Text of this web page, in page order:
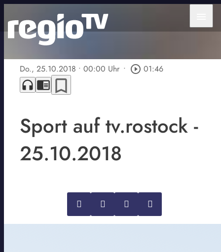
Do., 25.10.2018 • 00:00 Uhr • play_circle_outline 01:46
headphones chrome_reader_mode bookmark_border
Sport auf tv.rostock -
25.10.2018